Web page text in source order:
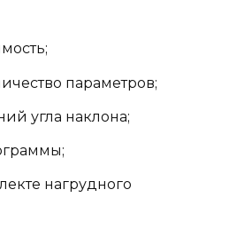
параметров;
угла наклона;
нагрудного